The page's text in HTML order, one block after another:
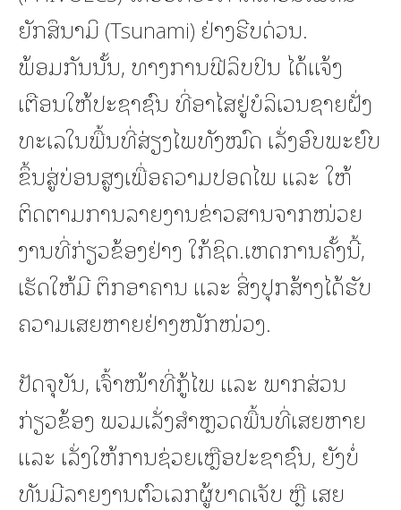
ຍັກສຶນາມິ (Tsunami) ຢ່າງຮີບດ່ວນ.
ພ້ອມກັນນັ້ນ, ທາງການຟີລິບປິນ ໄດ້ແຈ້ງ
ເຕືອນໃຫ້ປະຊາຊົນ ທີ່ອາໄສຢູ່ບໍລິເວນຊາຍຝັ່ງ
ທະເລໃນພື້ນທີ່ສ່ຽງໄພທັງໝົດ ເລັ່ງອົບພະຍົບ
ຂຶ້ນສູ່ບ່ອນສູງເພື່ອຄວາມປອດໄພ ແລະ ໃຫ້
ຕິດຕາມການລາຍງານຂ່າວສານຈາກໜ່ວຍ
ງານທີ່ກ່ຽວຂ້ອງຢ່າງ ໃກ້ຊິດ.ເຫດການຄັ້ງນີ້,
ເຮັດໃຫ້ມີ ຕຶກອາຄານ ແລະ ສິ່ງປຸກສ້າງໄດ້ຮັບ
ຄວາມເສຍຫາຍຢ່າງໜັກໜ່ວງ.
ປັດຈຸບັນ, ເຈົ້າໜ້າທີ່ກູ້ໄພ ແລະ ພາກສ່ວນ
ກ່ຽວຂ້ອງ ພວມເລັ່ງສຳຫຼວດພື້ນທີ່ເສຍຫາຍ
ແລະ ເລັ່ງໃຫ້ການຊ່ວຍເຫຼືອປະຊາຊົນ, ຍັງບໍ່
ທັນມີລາຍງານຕົວເລກຜູ້ບາດເຈັບ ຫຼື ເສຍ